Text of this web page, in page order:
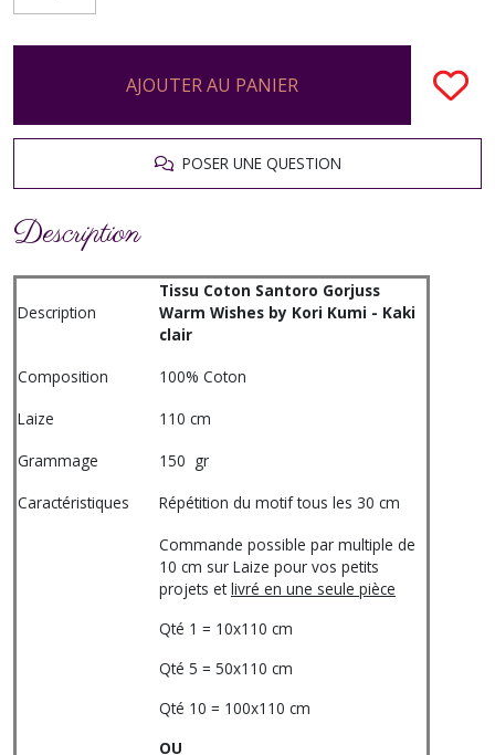
AJOUTER AU PANIER
POSER UNE QUESTION
Description
Description
Tissu Coton Santoro Gorjuss
Warm Wishes by Kori Kumi - Kaki
clair
Composition
100% Coton
Laize
110 cm
Grammage
150 gr
Caractéristiques
Répétition du motif tous les 30 cm
Commande possible par multiple de
10 cm sur Laize pour vos petits
projets etlivré en une seule pièce
Qté 1 = 10x110 cm
Qté 5 = 50x110 cm
Qté 10 = 100x110 cm
OU